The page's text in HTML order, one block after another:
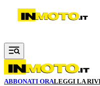
Vai al contenuto principale
ABBONATI ORALEGGI LA